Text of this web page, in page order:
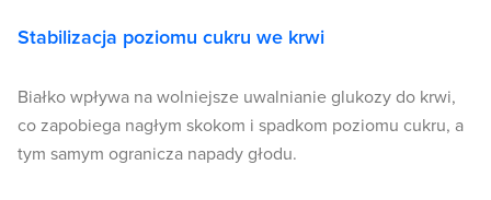
Stabilizacja poziomu cukru we krwi
Białko wpływa na wolniejsze uwalnianie glukozy do krwi,
co zapobiega nagłym skokom i spadkom poziomu cukru, a
tym samym ogranicza napady głodu.